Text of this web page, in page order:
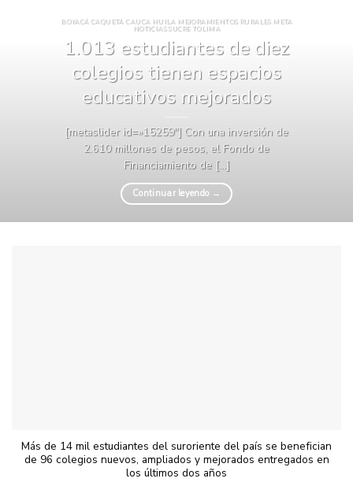
BOYACÁ CAQUETÁ CAUCA HUILA MEJORAMIENTOS RURALES META
NOTICIAS SUCRE TOLIMA
1.013 estudiantes de diez
colegios tienen espacios
educativos mejorados
[metaslider id=»15259″] Con una inversión de
2.610 millones de pesos, el Fondo de
Financiamiento de [...]
Continuar leyendo →
Más de 14 mil estudiantes del suroriente del país se benefician
de 96 colegios nuevos, ampliados y mejorados entregados en
los últimos dos años